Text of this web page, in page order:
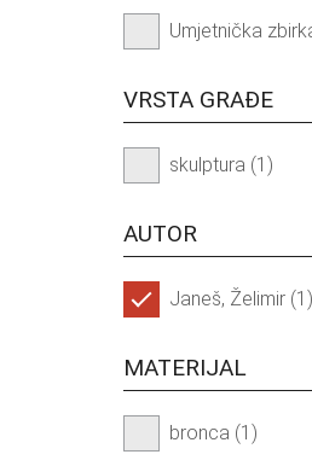
Umjetnička
VRSTA GRAĐE
skulptura (1)
AUTOR
Janeš, Želimir (1)
MATERIJAL
bronca (1)